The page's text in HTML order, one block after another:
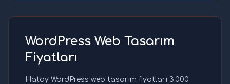
WordPress Web Tasarım
Fiyatları
Hatay WordPress web tasarım fiyatları 3.000